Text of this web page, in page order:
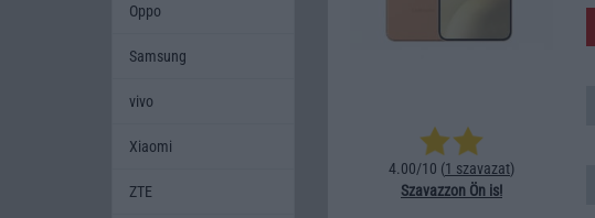
4.00/10 (1 szavazat)
Szavazzon Ön is!
Oppo
Samsung
vivo
Xiaomi
ZTE